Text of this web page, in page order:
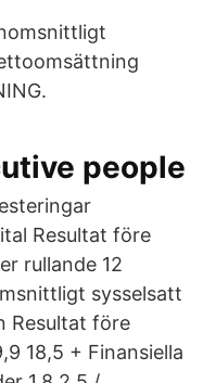
people
Resultat före
rullande 12
sysselsatt
Resultat före
18,5 + Finansiella